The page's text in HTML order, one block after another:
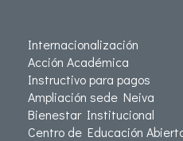
Internacionalización
Acción Académica
Instructivo para pagos
Ampliación sede Neiva
Bienestar Institucional
Centro de Educación